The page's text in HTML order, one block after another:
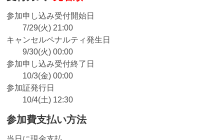
参加申し込み受付開始日
7/29(火) 21:00
キャンセルペナルティ発生日
9/30(火) 00:00
参加申し込み受付終了日
10/3(金) 00:00
参加証発行日
10/4(土) 12:30
参加費支払い方法